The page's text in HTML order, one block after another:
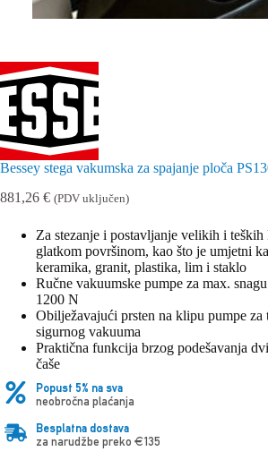
Bessey stega vakumska za spajanje ploča
881,26 € (PDV uključen)
Za stezanje i postavljanje velikih i teških
glatkom površinom, kao što je umjetni
keramika, granit, plastika, lim i staklo
Ručne vakuumske pumpe za max.
1200 N
Obilježavajući prsten na klipu pumpe za
sigurnog vakuuma
Praktična funkcija brzog podešavanja
čaše
Popust 5% na sva
neobročna plaćanja
Besplatna dostava
za narudžbe preko €135